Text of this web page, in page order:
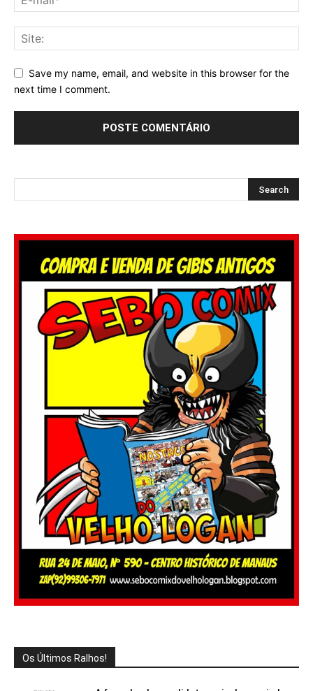
Save my name, email, and website in this browser for the
next time I comment.
Os Últimos Ralhos!